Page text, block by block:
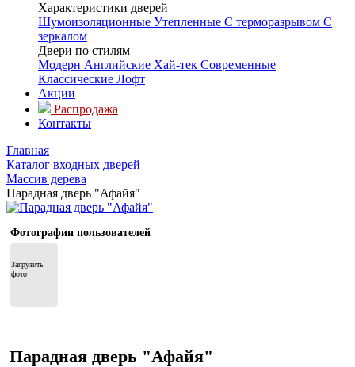
Характеристики дверей
Шумоизоляционные Утепленные С терморазрывом С
зеркалом
Двери по стилям
Модерн Английские Хай-тек Современные
Классические Лофт
Акции
Распродажа
Контакты
Главная
Каталог входных дверей
Массив дерева
Парадная дверь "Афайя"
Фотографии пользователей
Загрузить
фото
Парадная дверь "Афайя"